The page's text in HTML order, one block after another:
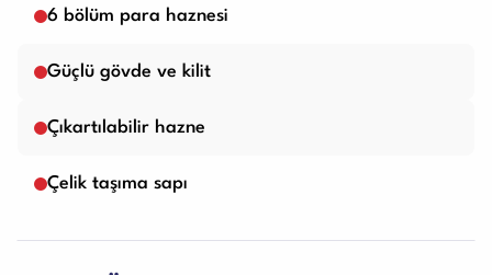
6 bölüm para haznesi
Güçlü gövde ve kilit
Çıkartılabilir hazne
Çelik taşıma sapı